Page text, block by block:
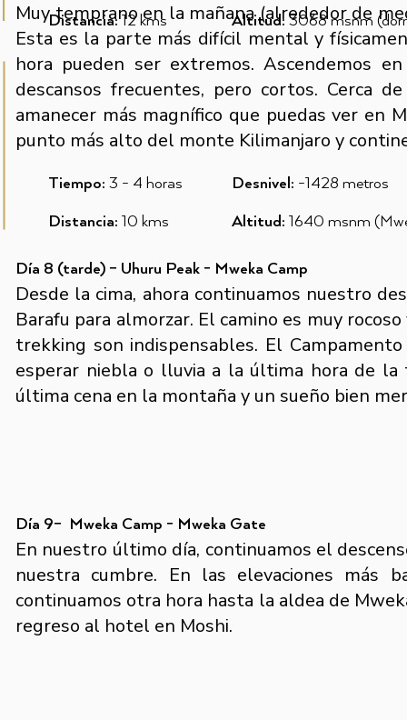
Muy temprano en la mañana (alrededor de
Esta es la parte más difícil mental y
hora pueden ser extremos. Ascendemos
descansos frecuentes, pero cortos. Cerca
amanecer más magnífico que puedas ver en
punto más alto del monte Kilimanjaro y
Día 8 (tarde) – Uhuru Peak - Mweka Camp
Desde la cima, ahora continuamos nuestro
Barafu para almorzar. El camino es muy
trekking son indispensables. El
esperar niebla o lluvia a la última hora de
última cena en la montaña y un sueño bien
Día 9– Mweka Camp - Mweka Gate
En nuestro último día, continuamos el
nuestra cumbre. En las elevaciones más
continuamos otra hora hasta la aldea de
regreso al hotel en Moshi.
Distancia:12 kms Altitud: 3068 msnm
Tiempo: 3 - 4 horas
Distancia: 10 kms
Desnivel: -1428 metros
Altitud: 1640 msnm